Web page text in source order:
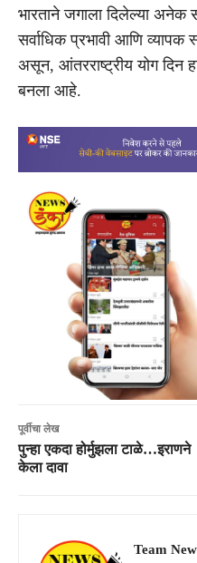
भारताने जगाला दिलेल्या अनेक
सर्वाधिक प्रभावी आणि व्यापक
असून, आंतरराष्ट्रीय योग दिन
बनला आहे.
पूर्वीचा लेख
पुन्हा एकदा होर्मुझला टाळे…इराणने
केला दावा
Team